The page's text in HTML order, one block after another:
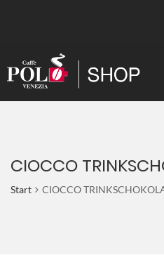
CIOCCO
Start CIOCCO